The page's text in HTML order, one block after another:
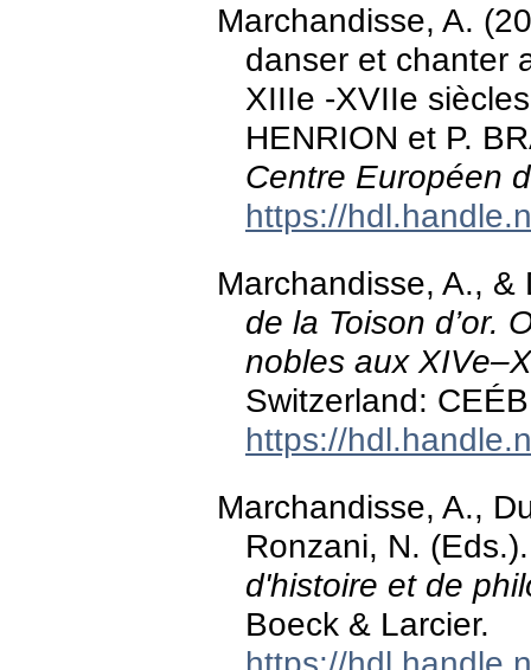
Marchandisse, A.
danser et chanter
XIIIe -XVIIe
HENRION et P.
Centre Européen
https://
Marchandisse, A.,
de la Toison d’or.
nobles aux
Switzerland:
https://
Marchandisse, A.,
Ronzani, N.
d'histoire et de
Boeck & Larcier.